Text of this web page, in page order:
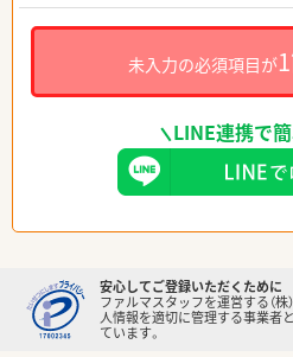
未入力の必須項目が
LINE連携で簡
安心してご登録いただくために
ファルマスタッフを運営する（株
人情報を適切に管理する事業者
ています。